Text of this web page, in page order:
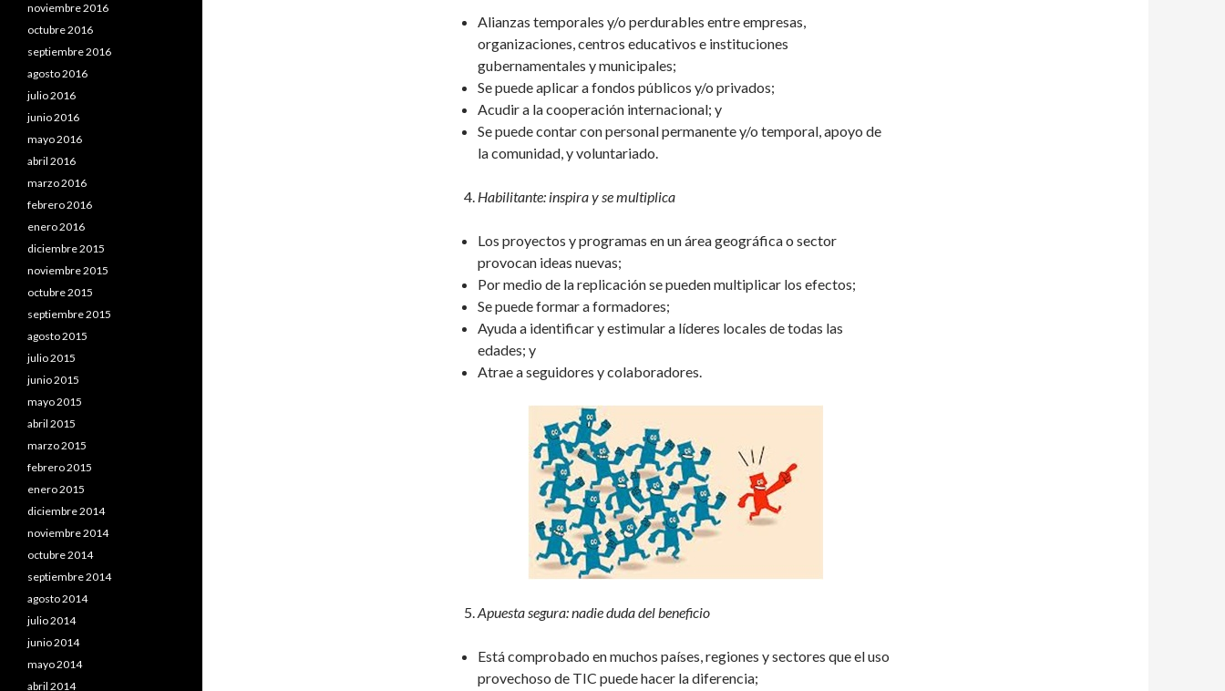
Alianzas temporales y/o perdurables entre empresas,
organizaciones, centros educativos e instituciones
gubernamentales y municipales;
Se puede aplicar a fondos públicos y/o privados;
Acudir a la cooperación internacional; y
Se puede contar con personal permanente y/o temporal, apoyo de
la comunidad, y voluntariado.
Habilitante: inspira y se multiplica
Los proyectos y programas en un área geográfica o sector
provocan ideas nuevas;
Por medio de la replicación se pueden multiplicar los efectos;
Se puede formar a formadores;
Ayuda a identificar y estimular a líderes locales de todas las
edades; y
Atrae a seguidores y colaboradores.
Apuesta segura: nadie duda del beneficio
Está comprobado en muchos países, regiones y sectores que el uso
provechoso de TIC puede hacer la diferencia;
noviembre 2016
octubre 2016
septiembre 2016
agosto 2016
julio 2016
junio 2016
mayo 2016
abril 2016
marzo 2016
febrero 2016
enero 2016
diciembre 2015
noviembre 2015
octubre 2015
septiembre 2015
agosto 2015
julio 2015
junio 2015
mayo 2015
abril 2015
marzo 2015
febrero 2015
enero 2015
diciembre 2014
noviembre 2014
octubre 2014
septiembre 2014
agosto 2014
julio 2014
junio 2014
mayo 2014
abril 2014